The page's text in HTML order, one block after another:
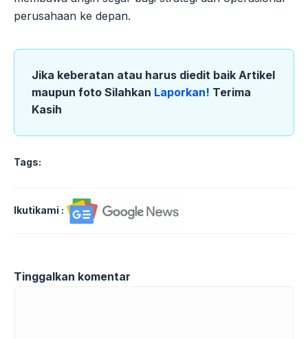
perusahaan ke depan.
Jika keberatan atau harus diedit baik Artikel
maupun foto Silahkan Laporkan! Terima
Kasih
Tags:
Ikutikami :
Tinggalkan komentar